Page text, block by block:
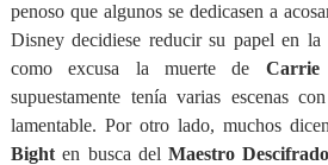
penoso que algunos se dedicasen a
Disney decidiese reducir su papel en la
como excusa la muerte de Carrie
supuestamente tenía varias escenas con
lamentable. Por otro lado, muchos
Bighten busca delMaestro